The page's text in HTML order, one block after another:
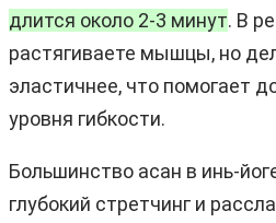
длится около 2-3 минут. В
растягиваете мышцы, но
эластичнее, что помогает
уровня гибкости.
Большинство асан в инь-
глубокий стретчинг и